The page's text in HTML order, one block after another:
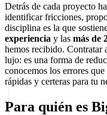
Detrás de cada proyecto
identificar fricciones,
disciplina es la que
experiencia y las más de
hemos recibido. Contratar
lujo: es una forma de
conocemos los errores
rápidas y certeras para tu
Para quién es